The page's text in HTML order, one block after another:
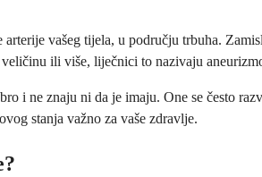
vašeg tijela, u području trbuha.
ili više, liječnici to nazivaju
i ne znaju ni da je imaju. One se često
stanja važno za vaše zdravlje.